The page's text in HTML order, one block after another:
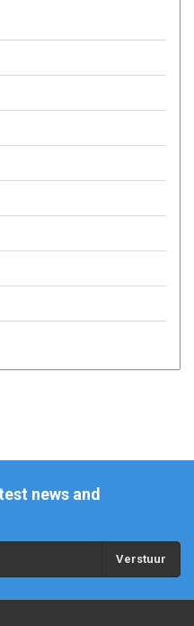
news and
Verstuur